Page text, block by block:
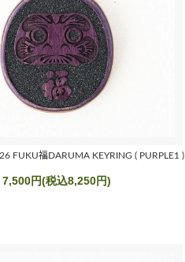
FUKU福DARUMA KEYRING ( PURPLE1 )
7,500円(税込8,250円)